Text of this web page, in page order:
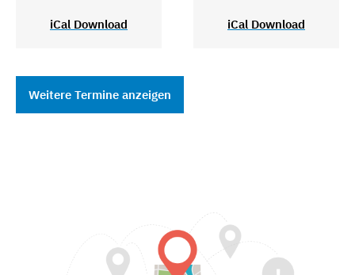
iCal Download iCal Download
Weitere Termine anzeigen